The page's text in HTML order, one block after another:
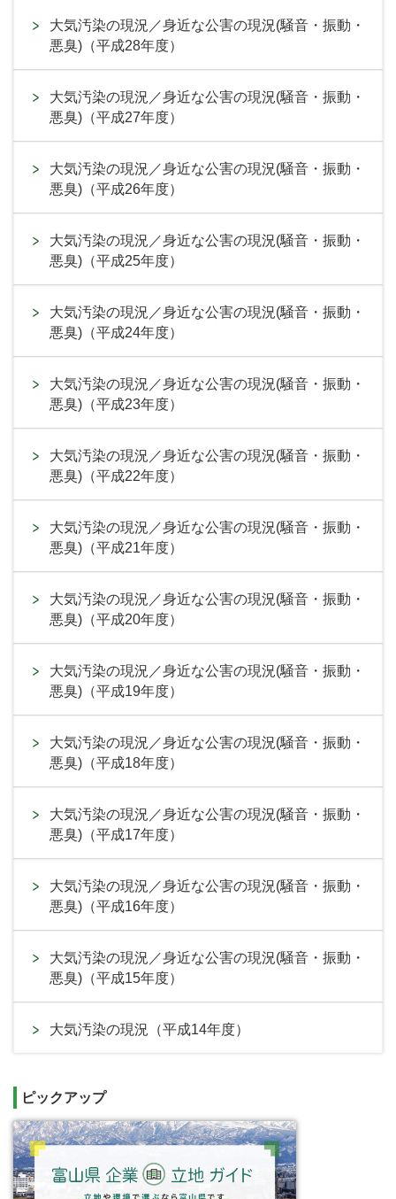
大気汚染の現況／身近な公害の現況(騒音・振動・
悪臭)（平成28年度）
大気汚染の現況／身近な公害の現況(騒音・振動・
悪臭)（平成27年度）
大気汚染の現況／身近な公害の現況(騒音・振動・
悪臭)（平成26年度）
大気汚染の現況／身近な公害の現況(騒音・振動・
悪臭)（平成25年度）
大気汚染の現況／身近な公害の現況(騒音・振動・
悪臭)（平成24年度）
大気汚染の現況／身近な公害の現況(騒音・振動・
悪臭)（平成23年度）
大気汚染の現況／身近な公害の現況(騒音・振動・
悪臭)（平成22年度）
大気汚染の現況／身近な公害の現況(騒音・振動・
悪臭)（平成21年度）
大気汚染の現況／身近な公害の現況(騒音・振動・
悪臭)（平成20年度）
大気汚染の現況／身近な公害の現況(騒音・振動・
悪臭)（平成19年度）
大気汚染の現況／身近な公害の現況(騒音・振動・
悪臭)（平成18年度）
大気汚染の現況／身近な公害の現況(騒音・振動・
悪臭)（平成17年度）
大気汚染の現況／身近な公害の現況(騒音・振動・
悪臭)（平成16年度）
大気汚染の現況／身近な公害の現況(騒音・振動・
悪臭)（平成15年度）
大気汚染の現況（平成14年度）
ピックアップ